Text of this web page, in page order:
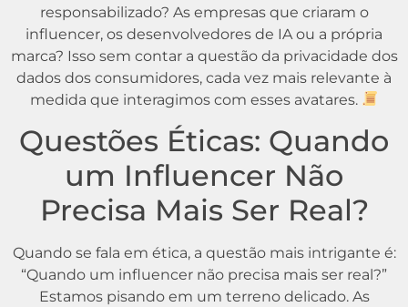
responsabilizado? As empresas que criaram o
influencer, os desenvolvedores de IA ou a própria
marca? Isso sem contar a questão da privacidade dos
dados dos consumidores, cada vez mais relevante à
medida que interagimos com esses avatares.
Questões Éticas: Quando
um Influencer Não
Precisa Mais Ser Real?
Quando se fala em ética, a questão mais intrigante é:
“Quando um influencer não precisa mais ser real?”
Estamos pisando em um terreno delicado. As